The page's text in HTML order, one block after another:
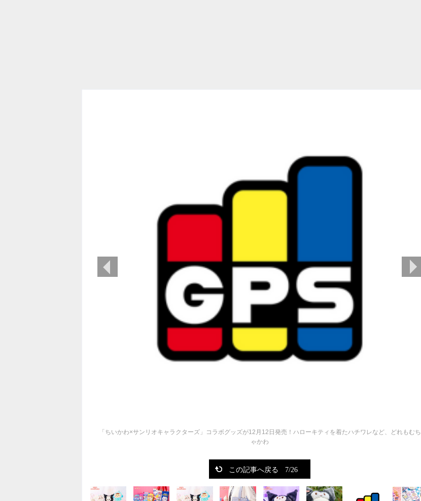
「ちいかわ×サンリオキャラクターズ」コラボグッズが12月12日発売！ハローキティを着たハチワレなど、どれもむち
ゃかわ
次の画像
この記事へ戻る 7/26